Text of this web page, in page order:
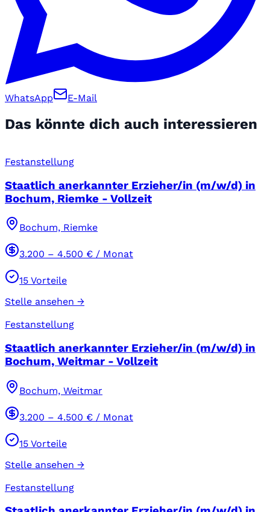
WhatsApp E-Mail
Das könnte dich auch interessieren
Festanstellung
Staatlich anerkannter Erzieher/in (m/w/d) in
Bochum, Riemke - Vollzeit
Bochum, Riemke
3.200 – 4.500 € / Monat
15 Vorteile
Stelle ansehen →
Festanstellung
Staatlich anerkannter Erzieher/in (m/w/d) in
Bochum, Weitmar - Vollzeit
Bochum, Weitmar
3.200 – 4.500 € / Monat
15 Vorteile
Stelle ansehen →
Festanstellung